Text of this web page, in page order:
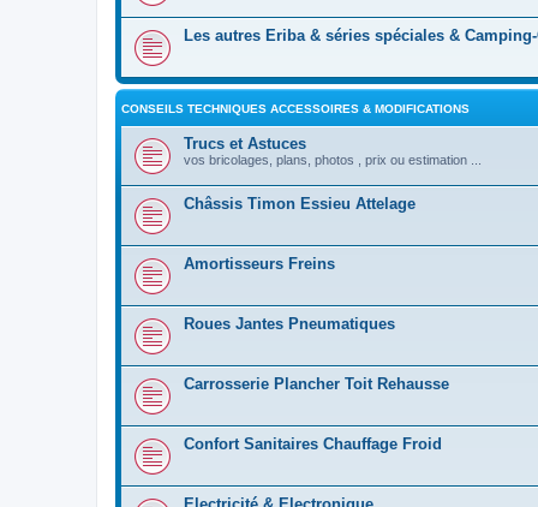
Les autres Eriba & séries spéciales &
CONSEILS TECHNIQUES ACCESSOIRES & MODIFICATIONS
Trucs et Astuces
vos bricolages, plans, photos , prix ou estimation ...
Châssis Timon Essieu Attelage
Amortisseurs Freins
Roues Jantes Pneumatiques
Carrosserie Plancher Toit Rehausse
Confort Sanitaires Chauffage Froid